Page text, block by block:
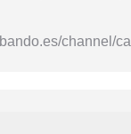
channel/